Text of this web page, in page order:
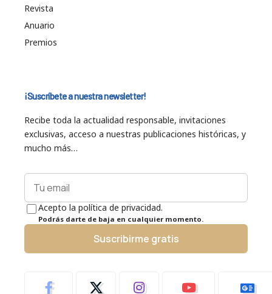
Revista
Anuario
Premios
¡Suscríbete a nuestra newsletter!
Recibe toda la actualidad responsable, invitaciones
exclusivas, acceso a nuestras publicaciones históricas, y
mucho más…
Acepto la política de privacidad.
Podrás darte de baja en cualquier momento.
Suscribirme gratis